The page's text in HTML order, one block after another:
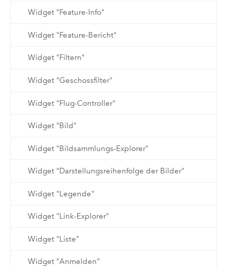
Widget "Feature-Info"
Widget "Feature-Bericht"
Widget "Filtern"
Widget "Geschossfilter"
Widget "Flug-Controller"
Widget "Bild"
Widget "Bildsammlungs-Explorer"
Widget "Darstellungsreihenfolge der Bilder"
Widget "Legende"
Widget "Link-Explorer"
Widget "Liste"
Widget "Anmelden"